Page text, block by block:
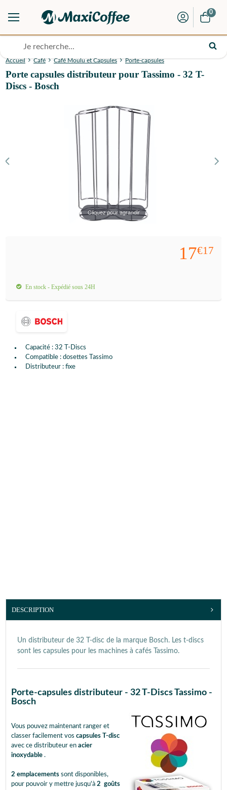
0
Accueil Café Café Moulu et Capsules Porte-capsules
Porte capsules distributeur pour Tassimo - 32 T-
Discs - Bosch
Cliquez pour agrandir
Capacité : 32 T-Discs
Compatible : dosettes Tassimo
Distributeur : fixe
17€17
En stock - Expédié sous 24H
DESCRIPTION
Un distributeur de 32 T-disc de la marque Bosch. Les t-discs
sont les capsules pour les machines à cafés Tassimo.
Porte-capsules distributeur - 32 T-Discs Tassimo -
Bosch
Vous pouvez maintenant ranger et
classer facilement vos capsules T-disc
avec ce distributeur en acier
inoxydable .
2 emplacements sont disponibles,
pour pouvoir y mettre jusqu'à 2 goûts